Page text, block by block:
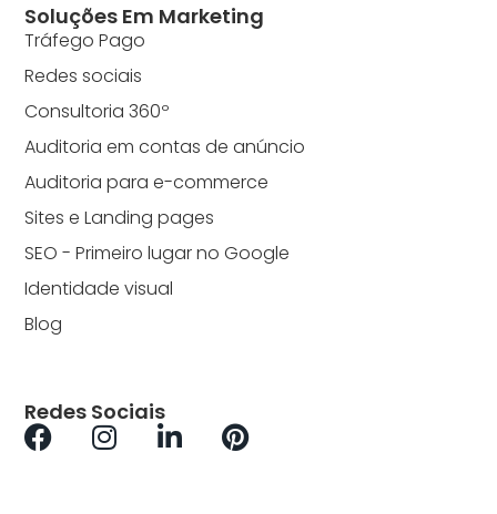
Soluções Em Marketing
Tráfego Pago
Redes sociais
Consultoria 360º
Auditoria em contas de anúncio
Auditoria para e-commerce
Sites e Landing pages
SEO - Primeiro lugar no Google
Identidade visual
Blog
Redes Sociais